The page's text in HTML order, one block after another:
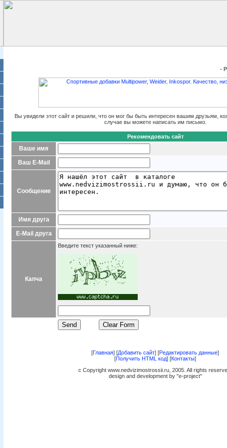
-
Вы увидели этот сайт и решили, что он мог бы быть интересен вашим друзьям,
случае вы можете написать им письмо.
Рекомендовать сайт
Ваше имя
Ваш E-Mail
Сообщение
Имя друга
E-Mail друга
Капча
Введите текст указанный ниже:
[Главная] [Добавить сайт] [Редактировать данные]
[Получить HTML код] [Контакты]
c Copyright www.nedvizimostrossii.ru, 2005. All rights
design and development by "e-project"